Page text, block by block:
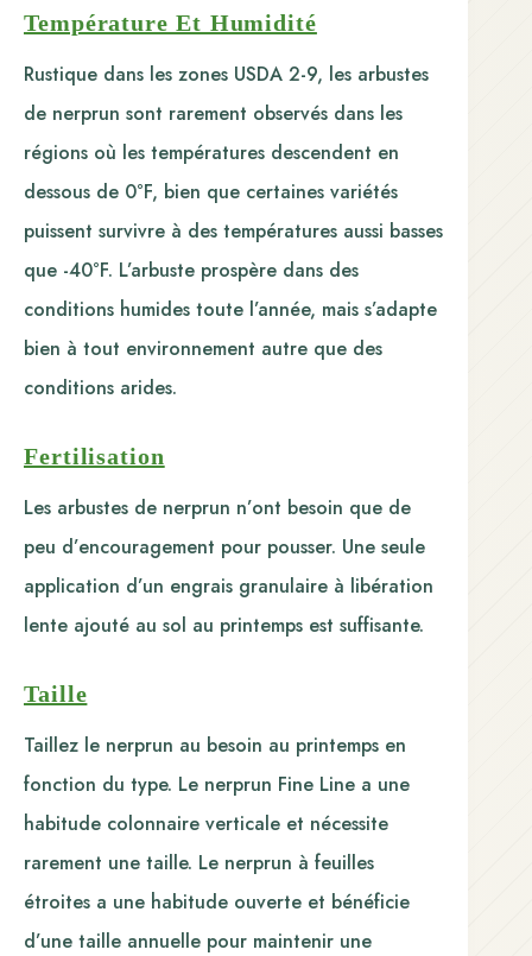
Température Et Humidité
Rustique dans les zones USDA 2-9, les arbustes
de nerprun sont rarement observés dans les
régions où les températures descendent en
dessous de 0°F, bien que certaines variétés
puissent survivre à des températures aussi basses
que -40°F. L’arbuste prospère dans des
conditions humides toute l’année, mais s’adapte
bien à tout environnement autre que des
conditions arides.
Fertilisation
Les arbustes de nerprun n’ont besoin que de
peu d’encouragement pour pousser. Une seule
application d’un engrais granulaire à libération
lente ajouté au sol au printemps est suffisante.
Taille
Taillez le nerprun au besoin au printemps en
fonction du type. Le nerprun Fine Line a une
habitude colonnaire verticale et nécessite
rarement une taille. Le nerprun à feuilles
étroites a une habitude ouverte et bénéficie
d’une taille annuelle pour maintenir une